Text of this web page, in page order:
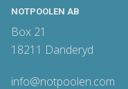
NOTPOOLEN AB
Box 21
18211 Danderyd
info@notpoolen.com